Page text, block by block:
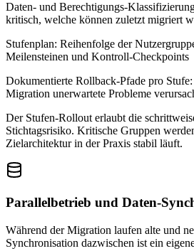
Daten- und Berechtigungs-
kritisch, welche können zuletzt migriert
Stufenplan: Reihenfolge der
Meilensteinen und Kontroll-Checkpoints
Dokumentierte Rollback-Pfade pro
Migration unerwartete Probleme
Der Stufen-Rollout erlaubt die
Stichtagsrisiko. Kritische Gruppen
Zielarchitektur in der Praxis stabil läuft.
Parallelbetrieb und Daten-
Während der Migration laufen alte und
Synchronisation dazwischen ist ein